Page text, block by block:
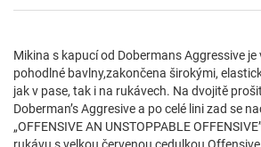
Mikina s kapucí od Dobermans Aggressive je
pohodlné bavlny,zakončena širokými,
jak v pase, tak i na rukávech. Na dvojitě
Doberman’s Aggresive a po celé lini zad se
„OFFENSIVE AN UNSTOPPABLE